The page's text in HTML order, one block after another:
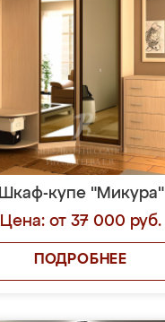
Шкаф-купе "Микура"
Цена: от 37 000 руб.
ПОДРОБНЕЕ